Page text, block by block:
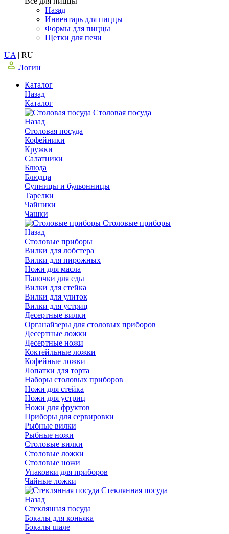
Назад
Инвентарь для пиццы
Формы для пиццы
Щетки для печи
UA | RU
Логин
Каталог
Назад
Каталог
Столовая посуда
Назад
Столовая посуда
Кофейники
Кружки
Салатники
Блюда
Блюдца
Супницы и бульонницы
Тарелки
Чайники
Чашки
Cтоловые приборы
Назад
Cтоловые приборы
Вилки для лобстера
Вилки для пирожных
Ножи для масла
Палочки для еды
Вилки для стейка
Вилки для улиток
Вилки для устриц
Десертные вилки
Органайзеры для столовых приборов
Десертные ложки
Десертные ножи
Коктейльные ложки
Кофейные ложки
Лопатки для торта
Наборы столовых приборов
Ножи для стейка
Ножи для устриц
Ножи для фруктов
Приборы для сервировки
Рыбные вилки
Рыбные ножи
Столовые вилки
Столовые ложки
Столовые ножи
Упаковки для приборов
Чайные ложки
Стеклянная посуда
Назад
Стеклянная посуда
Бокалы для коньяка
Бокалы шале